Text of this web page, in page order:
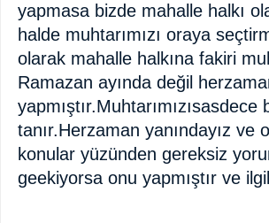
yapmasa bizde mahalle halkı
halde muhtarımızı oraya
olarak mahalle halkına fakiri
Ramazan ayında değil
tanır.Herzaman yanındayız ve
konular yüzünden gereksiz
geekiyorsa onu yapmıştır ve